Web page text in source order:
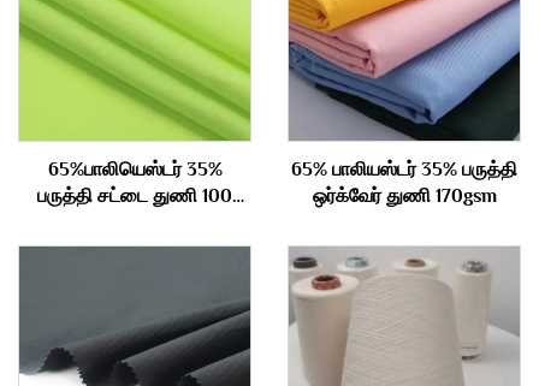
65%பாலியெஸ்டர் 35%
பருத்தி சட்டை துணி 100
65% பாலியஸ்டர் 35% பருத்தி
ஒர்க்வேர் துணி 170gsm